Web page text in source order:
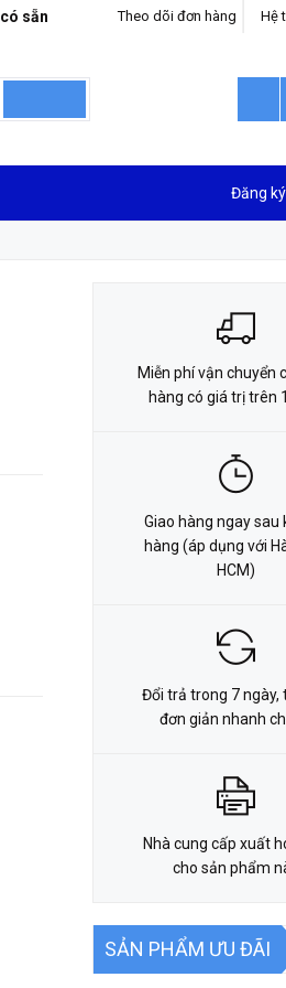
sẵn Hệ
Theo dõi đơn hàng
Đăng ký
LIÊN HỆ ĐẶT
Miễn phí vận chuyển
hàng có giá trị trên
Giao hàng ngay sau
hàng (áp dụng với
HCM)
Đổi trả trong 7 ngày,
đơn giản nhanh
Nhà cung cấp xuất
cho sản phẩm
SẢN PHẨM ƯU ĐÃI